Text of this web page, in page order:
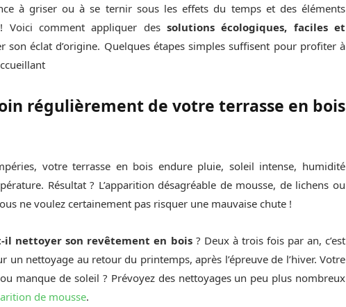
à griser ou à se ternir sous les effets du temps et des éléments
Voici comment appliquer des solutions écologiques, faciles et
son éclat d’origine. Quelques étapes simples suffisent pour profiter à
régulièrement de votre terrasse en bois
votre terrasse en bois endure pluie, soleil intense, humidité
Résultat ? L’apparition désagréable de mousse, de lichens ou
ne voulez certainement pas risquer une mauvaise chute !
il nettoyer son revêtement en bois ? Deux à trois fois par an, c’est
un nettoyage au retour du printemps, après l’épreuve de l’hiver. Votre
manque de soleil ? Prévoyez des nettoyages un peu plus nombreux
de mousse.